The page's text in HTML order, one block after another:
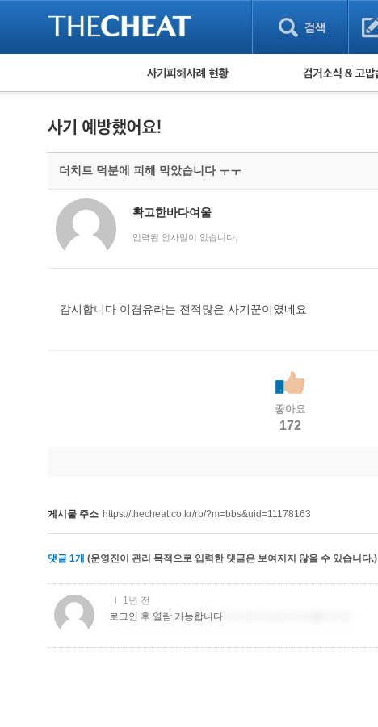
피해사례 현황
게임 · 비실물 피해사례
보이스피싱 피해사례
유해사이트 목록
비공개 피해사례
검거 소식
더치트 덕분에 피해 막았습니다 ㅜㅜ
확고한바다여울
입력된 인사말이 없습니다.
감시합니다 이겸유라는 전적많은 사기꾼이였네요
좋아요
172
게시물 주소 https://thecheat.co.kr/rb/?m=bbs&uid=11178163
댓글 1개 (운영진이 관리 목적으로 입력한 댓글은 보여지지 않을 수 있습니다.)